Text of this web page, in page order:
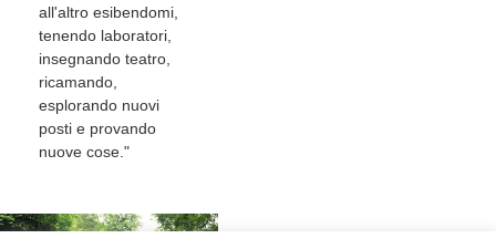
all'altro esibendomi,
tenendo laboratori,
insegnando teatro,
ricamando,
esplorando nuovi
posti e provando
nuove cose."